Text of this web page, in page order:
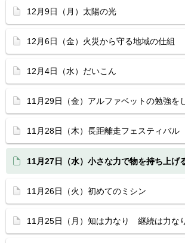
12月9日（月）太陽の光
12月6日（金）火災から守る地域の仕組
12月4日（水）だいこん
11月29日（金）アルファベットの勉強を
11月28日（木）長距離走フェスティバル
11月27日（水）小さな力で物を持ち上げ
11月26日（火）初めてのミシン
11月25日（月）知は力なり 継続は力な